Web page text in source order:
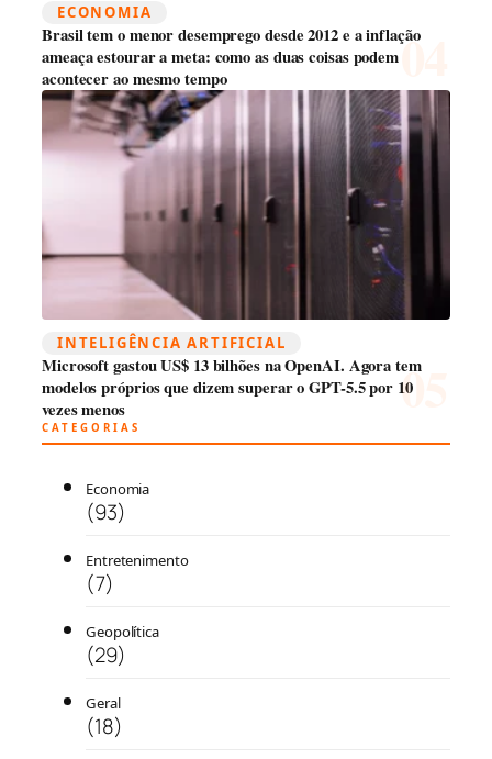
ECONOMIA
Brasil tem o menor desemprego desde 2012 e a inflação
ameaça estourar a meta: como as duas coisas podem
acontecer ao mesmo tempo
INTELIGÊNCIA ARTIFICIAL
Microsoft gastou US$ 13 bilhões na OpenAI. Agora tem
modelos próprios que dizem superar o GPT-5.5 por 10
vezes menos
CATEGORIAS
Economia
(93)
Entretenimento
(7)
Geopolítica
(29)
Geral
(18)